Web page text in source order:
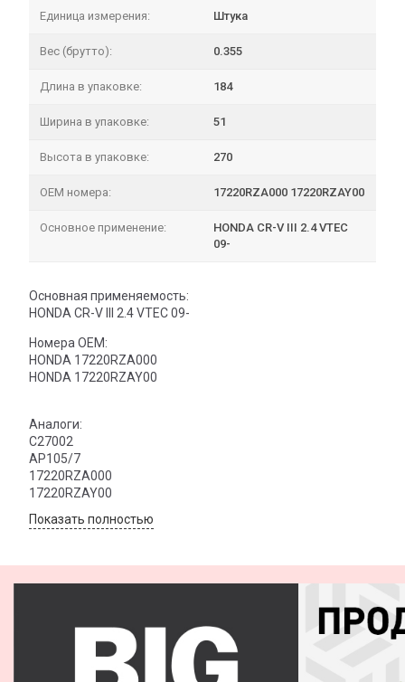
Единица измерения: Штука
Вес (брутто): 0.355
Длина в упаковке: 184
Ширина в упаковке: 51
Высота в упаковке: 270
OEM номера: 17220RZA000 17220RZAY00
Основное применение:
HONDA CR-V III 2.4 VTEC
09-
Основная применяемость:
HONDA CR-V III 2.4 VTEC 09-
Номера OEM:
HONDA 17220RZA000
HONDA 17220RZAY00
Аналоги:
C27002
AP105/7
17220RZA000
17220RZAY00
Показать полностью